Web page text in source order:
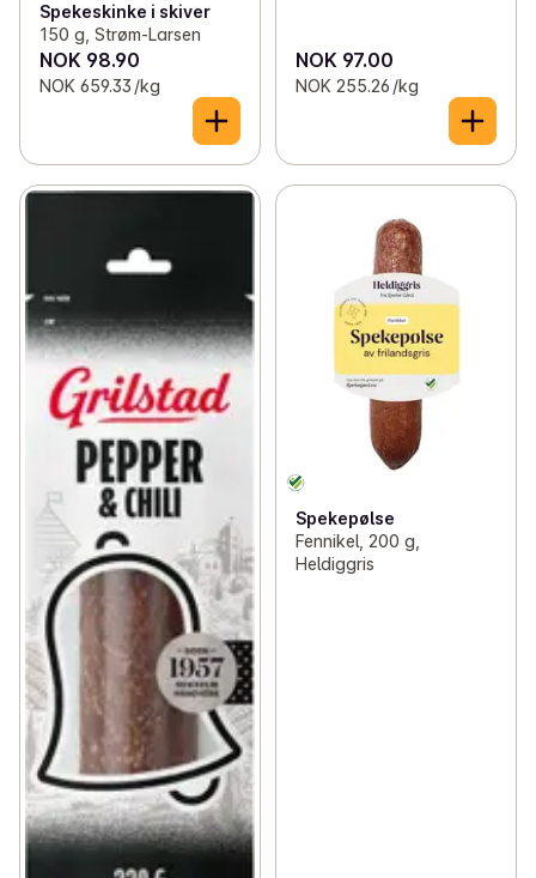
Spekeskinke i skiver
150 g, Strøm-Larsen
NOK 98.90
NOK 659.33 /kg
NOK 97.00
NOK 255.26 /kg
Spekepølse
Fennikel, 200 g,
Heldiggris